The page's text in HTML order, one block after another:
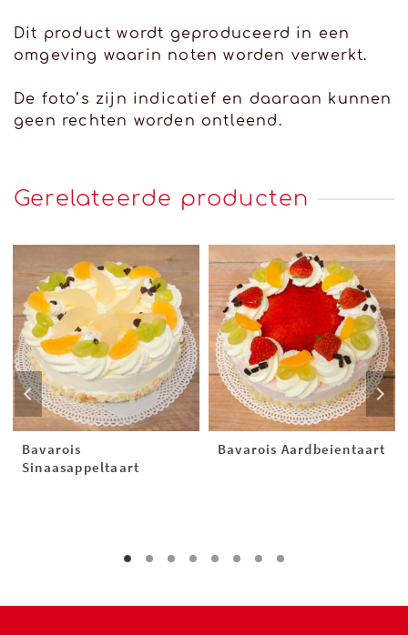
Dit product wordt geproduceerd in een
omgeving waarin noten worden verwerkt.
De foto’s zijn indicatief en daaraan kunnen
geen rechten worden ontleend.
Gerelateerde producten
Bavarois
Sinaasappeltaart
Bavarois Aardbeientaart